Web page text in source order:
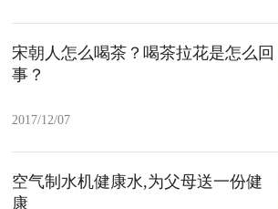
宋朝人怎么喝茶？喝茶拉花是怎么回
事？
2017/12/07
空气制水机健康水,为父母送一份健
康